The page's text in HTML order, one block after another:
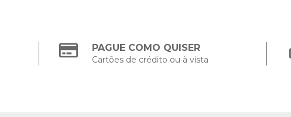
PAGUE COMO QUISER
Cartões de crédito ou à vista